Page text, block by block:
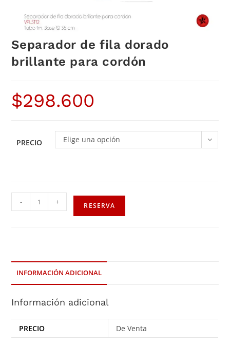
Separador de fila dorado
brillante para cordón
$298.600
PRECIO Elige una opción
- + RESERVA
INFORMACIÓN ADICIONAL
Información adicional
PRECIO De Venta